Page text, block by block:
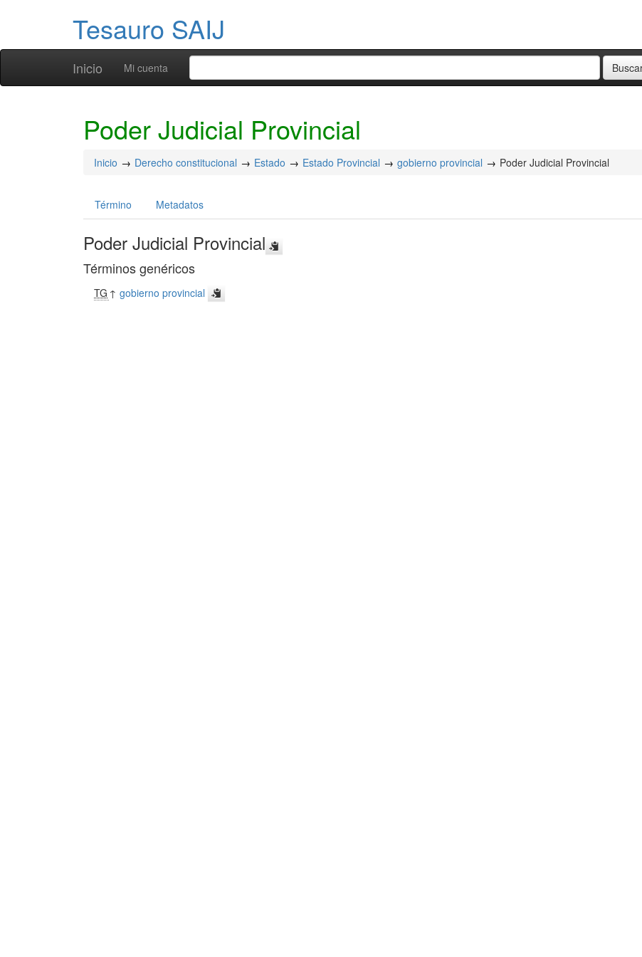
Tesauro SAIJ
Inicio Mi cuenta
Poder Judicial Provincial
Inicio Derecho constitucional Estado Estado Provincial gobierno provincial Poder Judicial Provincial
Término Metadatos
Poder Judicial Provincial
Términos genéricos
TG ↑gobierno provincial